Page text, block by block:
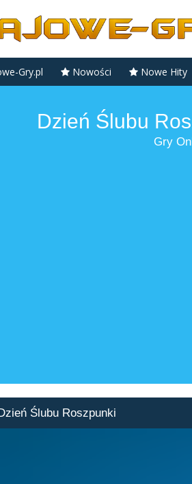
Gry.pl Nowości Nowe Hity
Dzień Ślubu
Gry
Ślubu Roszpunki